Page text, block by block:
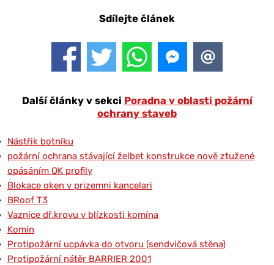
Sdílejte článek
Další články v sekci Poradna v oblasti požární
ochrany staveb
Nástřik botníku
požární ochrana stávající želbet konstrukce nově ztužené
opásáním OK profily
Blokace oken v prizemni kancelari
BRoof T3
Vaznice dř.krovu v blízkosti komína
Komín
Protipožární ucpávka do otvoru (sendvičová stěna)
Protipožární nátěr BARRIER 2001